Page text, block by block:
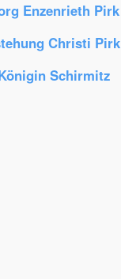
Enzenrieth Pirk
Christi Pirk
Schirmitz